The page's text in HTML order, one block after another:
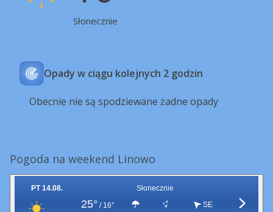
Słonecznie
Opady w ciągu kolejnych 2 godzin
Obecnie nie są spodziewane żadne opady
Pogoda na weekend Linowo
PT 14.08. Słonecznie
25° / 16°
SE